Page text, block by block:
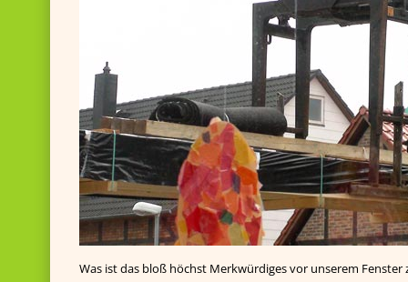
Was ist das bloß höchst Merkwürdiges vor unserem